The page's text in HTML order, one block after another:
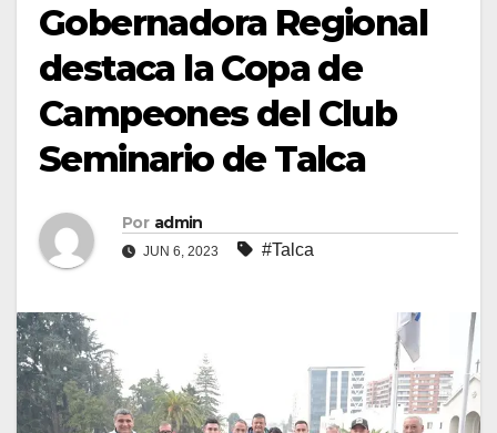
Gobernadora Regional
destaca la Copa de
Campeones del Club
Seminario de Talca
Por admin
JUN 6, 2023 #Talca